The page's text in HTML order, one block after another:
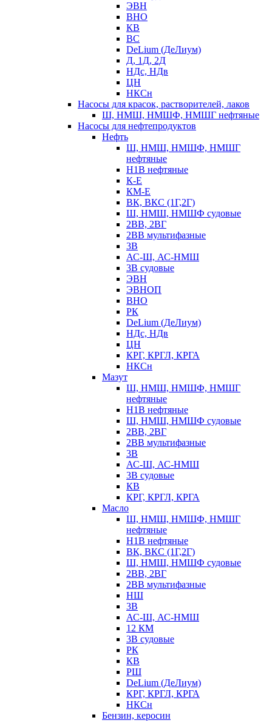
ЭВН
ВНО
КВ
ВС
DeLium (ДеЛиум)
Д, 1Д, 2Д
НДс, НДв
ЦН
НКСн
Насосы для красок, растворителей, лаков
Ш, НМШ, НМШФ, НМШГ нефтяные
Насосы для нефтепродуктов
Нефть
Ш, НМШ, НМШФ, НМШГ
нефтяные
Н1В нефтяные
К-Е
КМ-Е
ВК, ВКС (1Г,2Г)
Ш, НМШ, НМШФ судовые
2ВВ, 2ВГ
2ВВ мультифазные
3В
АС-Ш, АС-НМШ
3В судовые
ЭВН
ЭВНОП
ВНО
РК
DeLium (ДеЛиум)
НДс, НДв
ЦН
КРГ, КРГЛ, КРГА
НКСн
Мазут
Ш, НМШ, НМШФ, НМШГ
нефтяные
Н1В нефтяные
Ш, НМШ, НМШФ судовые
2ВВ, 2ВГ
2ВВ мультифазные
3В
АС-Ш, АС-НМШ
3В судовые
КВ
КРГ, КРГЛ, КРГА
Масло
Ш, НМШ, НМШФ, НМШГ
нефтяные
Н1В нефтяные
ВК, ВКС (1Г,2Г)
Ш, НМШ, НМШФ судовые
2ВВ, 2ВГ
2ВВ мультифазные
НШ
3В
АС-Ш, АС-НМШ
12 КМ
3В судовые
РК
КВ
РШ
DeLium (ДеЛиум)
КРГ, КРГЛ, КРГА
НКСн
Бензин, керосин